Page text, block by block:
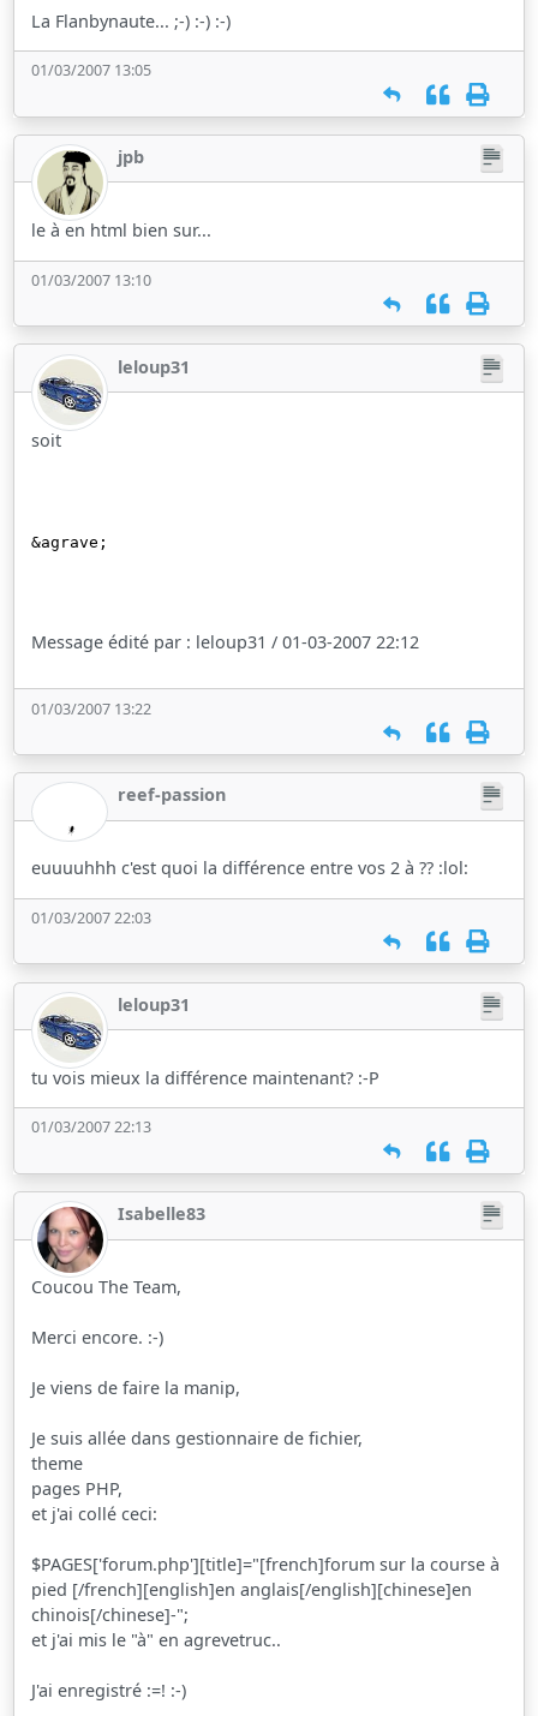
La Flanbynaute... ;-) :-) :-)
01/03/2007 13:05
jpb
le à en html bien sur...
01/03/2007 13:10
leloup31
soit
&agrave;
Message édité par : leloup31 / 01-03-2007 22:12
01/03/2007 13:22
reef-passion
euuuuhhh c'est quoi la différence entre vos 2 à ?? :lol:
01/03/2007 22:03
leloup31
tu vois mieux la différence maintenant? :-P
01/03/2007 22:13
Isabelle83
Coucou The Team,
Merci encore. :-)
Je viens de faire la manip,
Je suis allée dans gestionnaire de fichier,
theme
pages PHP,
et j'ai collé ceci:
$PAGES['forum.php'][title]="[french]forum sur la course à
pied [/french][english]en anglais[/english][chinese]en
chinois[/chinese]-";
et j'ai mis le "à" en agrevetruc..
J'ai enregistré :=! :-)